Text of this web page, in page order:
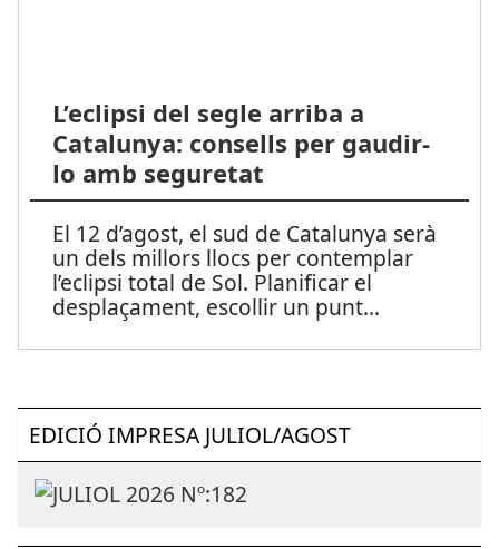
L’eclipsi del segle arriba a
Catalunya: consells per gaudir-
lo amb seguretat
El 12 d’agost, el sud de Catalunya serà
un dels millors llocs per contemplar
l’eclipsi total de Sol. Planificar el
desplaçament, escollir un punt...
EDICIÓ IMPRESA JULIOL/AGOST